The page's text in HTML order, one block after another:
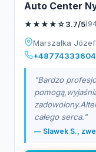
Auto Center
★★★★☆3.7/5
Marszałka
+48774333604
"Bardzo
całego serca."
— Slawek S.,